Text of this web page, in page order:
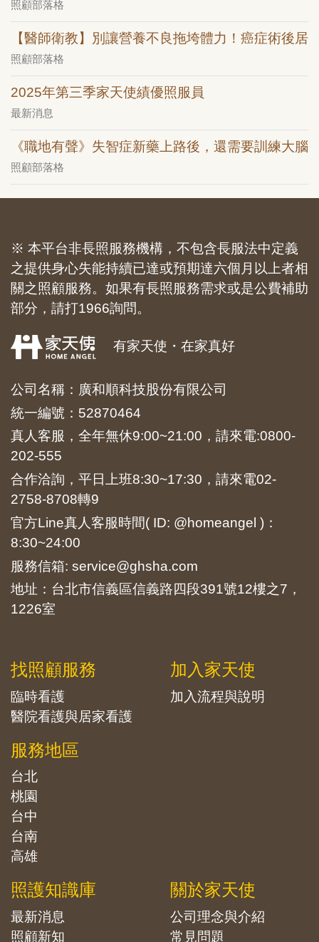
照顧部落格
【醫師衛教】別讓營養不良拖垮體力！癌症術後居
照顧部落格
2025年第三季家天使績優照服員
最新消息
《職地有聲》失智症新藥上路後，還需要訓練大
照顧部落格
※ 本平台非長照服務機構，不包含長服法中定義
之提供身心失能持續已達或預期達六個月以上者相
關之照顧服務。如果有長照服務需求或是公費補助
部分，請打1966詢問。
有家天使・在家真好
公司名稱：廣和順科技股份有限公司
統一編號：52870464
真人客服，全年無休9:00~21:00，請來電:0800-
202-555
合作洽詢，平日上班8:30~17:30，請來電02-
2758-8708轉9
官方Line真人客服時間( ID: @homeangel )：
8:30~24:00
服務信箱: service@ghsha.com
地址：台北市信義區信義路四段391號12樓之7，
1226室
找照顧服務
臨時看護
醫院看護與居家看護
服務地區
台北
桃園
台中
台南
高雄
加入家天使
加入流程與說明
照護知識庫
最新消息
照顧新知
關於家天使
公司理念與介紹
常見問題